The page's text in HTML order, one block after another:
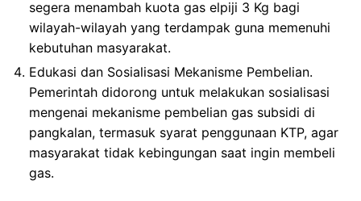
segera menambah kuota gas elpiji 3 Kg bagi
wilayah-wilayah yang terdampak guna memenuhi
kebutuhan masyarakat.
Edukasi dan Sosialisasi Mekanisme Pembelian.
Pemerintah didorong untuk melakukan sosialisasi
mengenai mekanisme pembelian gas subsidi di
pangkalan, termasuk syarat penggunaan KTP, agar
masyarakat tidak kebingungan saat ingin membeli
gas.